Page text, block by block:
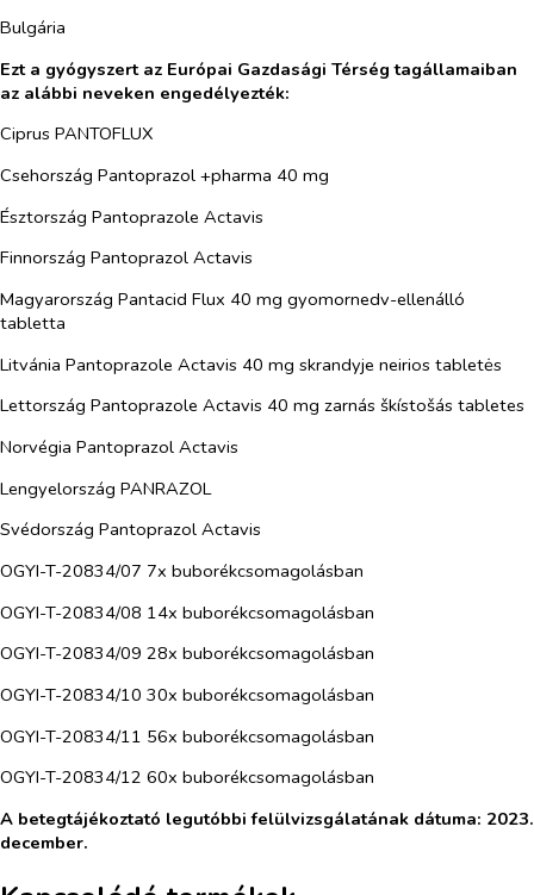
Bulgária
Ezt a gyógyszert az Európai Gazdasági Térség tagállamaiban
az alábbi neveken engedélyezték:
Ciprus PANTOFLUX
Csehország Pantoprazol +pharma 40 mg
Észtország Pantoprazole Actavis
Finnország Pantoprazol Actavis
Magyarország Pantacid Flux 40 mg gyomornedv-ellenálló
tabletta
Litvánia Pantoprazole Actavis 40 mg skrandyje neirios tabletės
Lettország Pantoprazole Actavis 40 mg zarnás škístošás tabletes
Norvégia Pantoprazol Actavis
Lengyelország PANRAZOL
Svédország Pantoprazol Actavis
OGYI-T-20834/07 7x buborékcsomagolásban
OGYI-T-20834/08 14x buborékcsomagolásban
OGYI-T-20834/09 28x buborékcsomagolásban
OGYI-T-20834/10 30x buborékcsomagolásban
OGYI-T-20834/11 56x buborékcsomagolásban
OGYI-T-20834/12 60x buborékcsomagolásban
A betegtájékoztató legutóbbi felülvizsgálatának dátuma: 2023.
december.